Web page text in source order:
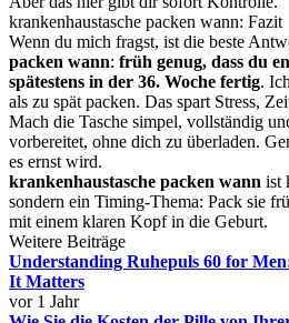
krankenhaustasche packen wann: Fazit
Wenn du mich fragst, ist die beste
packen wann: früh genug, dass du
spätestens in der 36. Woche fertig.
als zu spät packen. Das spart Stress,
Mach die Tasche simpel, vollständig
vorbereitet, ohne dich zu überladen.
es ernst wird.
krankenhaustasche packen wann ist
sondern ein Timing-Thema: Pack sie
mit einem klaren Kopf in die Geburt.
Weitere Beiträge
Understanding Ruhepuls 60 for
It Matters
vor 1 Jahr